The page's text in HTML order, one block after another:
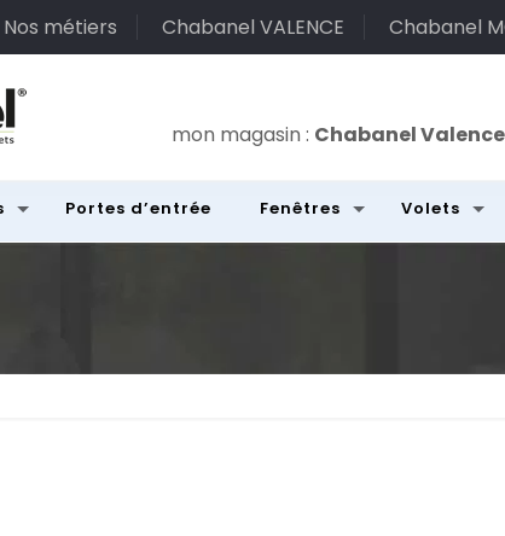
Nos métiers Chabanel VALENCE Chabanel
Portes d’entrée Fenêtres Volets
mon magasin : Chabanel Valence